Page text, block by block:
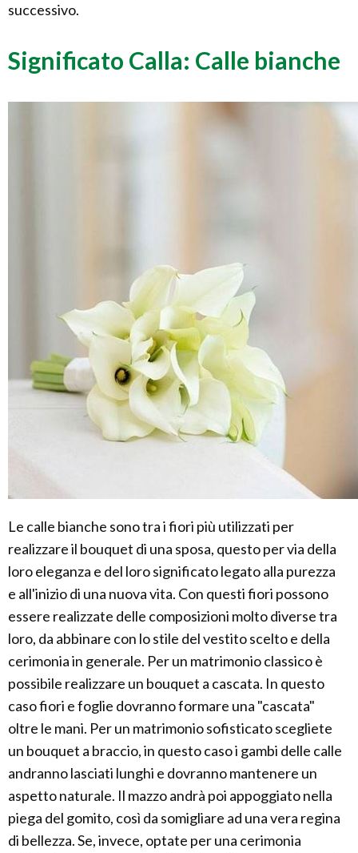
successivo.
Significato Calla: Calle bianche
Le calle bianche sono tra i fiori più utilizzati per
realizzare il bouquet di una sposa, questo per via della
loro eleganza e del loro significato legato alla purezza
e all'inizio di una nuova vita. Con questi fiori possono
essere realizzate delle composizioni molto diverse tra
loro, da abbinare con lo stile del vestito scelto e della
cerimonia in generale. Per un matrimonio classico è
possibile realizzare un bouquet a cascata. In questo
caso fiori e foglie dovranno formare una "cascata"
oltre le mani. Per un matrimonio sofisticato scegliete
un bouquet a braccio, in questo caso i gambi delle calle
andranno lasciati lunghi e dovranno mantenere un
aspetto naturale. Il mazzo andrà poi appoggiato nella
piega del gomito, così da somigliare ad una vera regina
di bellezza. Se, invece, optate per una cerimonia